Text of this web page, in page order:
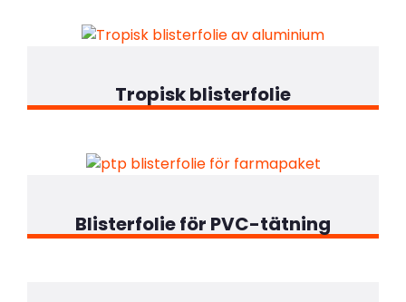
Tropisk blisterfolie
Blisterfolie för PVC-tätning